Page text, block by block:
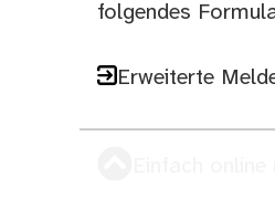
folgendes
Erweiterte